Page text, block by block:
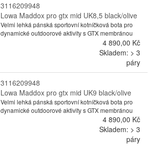
3116209948
Lowa Maddox pro gtx mid UK8,5 black/olive
Velmi lehká pánská sportovní kotníčková bota pro
dynamické outdoorové aktivity s GTX membránou
4 890,00 Kč
Skladem: > 3
páry
3116209948
Lowa Maddox pro gtx mid UK9 black/olive
Velmi lehká pánská sportovní kotníčková bota pro
dynamické outdoorové aktivity s GTX membránou
4 890,00 Kč
Skladem: > 3
páry